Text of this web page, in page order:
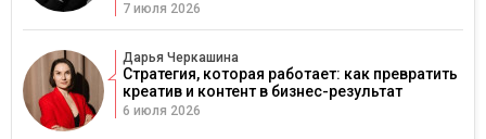
7 июля 2026
Дарья Черкашина
Стратегия, которая работает: как превратить
креатив и контент в бизнес-результат
6 июля 2026